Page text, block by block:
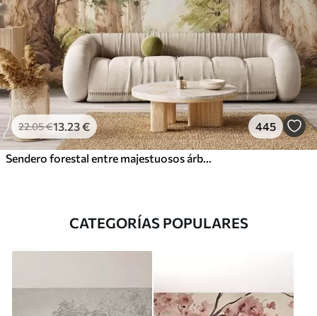
22.05€13 .23€ 445
CATEGORÍAS POPULARES